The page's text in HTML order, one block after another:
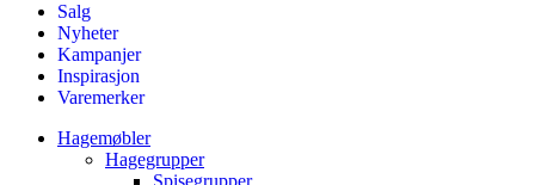
Salg
Nyheter
Kampanjer
Inspirasjon
Varemerker
Hagemøbler
Hagegrupper